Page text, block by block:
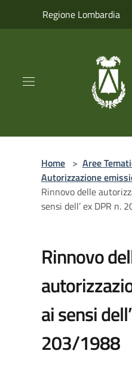
Regione Lombardia
Home > Aree
Autorizzazione
Rinnovo delle
sensi dell’ ex DPR n.
Rinnovo
ai sensi
203/1988